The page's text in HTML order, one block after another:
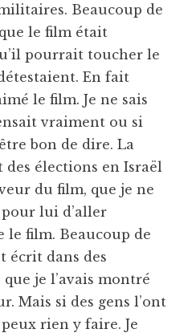
Beaucoup de
le film était
pourrait toucher le
En fait
le film. Je ne sais
vraiment ou si
bon de dire. La
élections en Israël
du film, que je ne
pour lui d’aller
film. Beaucoup de
écrit dans des
je l’avais montré
Mais si des gens l’ont
rien y faire. Je